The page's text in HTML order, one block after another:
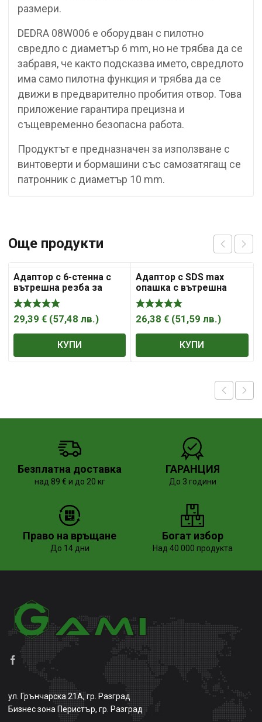
размери.
DEDRA 08W006 е оборудван с пилотно
свредло с диаметър 6 mm, но не трябва да се
забравя, че както подсказва името, свредлото
има само пилотна функция и трябва да се
движи в предварително пробития отвор. Това
приложение гарантира прецизна и
същевременно безопасна работа.
Продуктът е предназначен за използване с
винтоверти и бормашини със самозатягащ се
патронник с диаметър 10 mm.
Още продукти
Адаптор с 6-стенна с
вътрешна резба за
боркорона за с-ма
Versio
29,39 € (57,48 лв.)
КУПИ
Адаптор с SDS max
опашка с вътрешна
резба за боркорона за
с-ма Ratio
26,38€ (51,59лв.)
КУПИ
Безплатна доставка
над 89 € и до 20 кг
ГАРАНЦИЯ
До 3 години
Право на връщане
До 14 дни
Богат избор
Над 40 000 продукта
ул. Грънчарска 21А, гр. Разград
Бизнес зона Перистър, гр. Разград